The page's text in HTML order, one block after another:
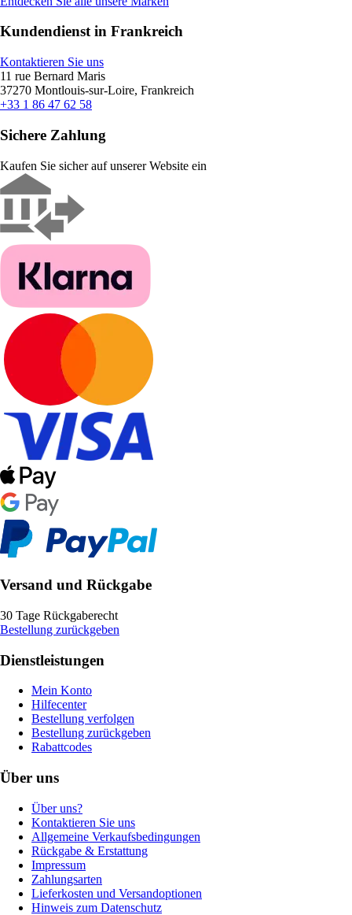
Kundendienst in Frankreich
Kontaktieren Sie uns
11 rue Bernard Maris
37270 Montlouis-sur-Loire, Frankreich
+33 1 86 47 62 58
Sichere Zahlung
Kaufen Sie sicher auf unserer Website ein
Versand und Rückgabe
30 Tage Rückgaberecht
Bestellung zurückgeben
Dienstleistungen
Mein Konto
Hilfecenter
Bestellung verfolgen
Bestellung zurückgeben
Rabattcodes
Über uns
Über uns?
Kontaktieren Sie uns
Allgemeine Verkaufsbedingungen
Rückgabe & Erstattung
Impressum
Zahlungsarten
Lieferkosten und Versandoptionen
Hinweis zum Datenschutz